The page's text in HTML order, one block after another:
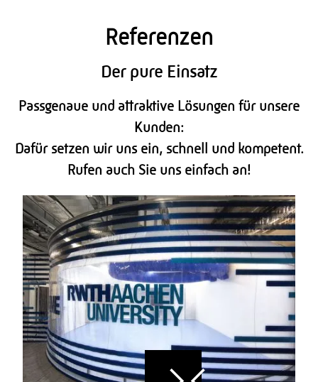
Referenzen
Der pure Einsatz
Passgenaue und attraktive Lösungen für unsere
Kunden:
Dafür setzen wir uns ein, schnell und kompetent.
Rufen auch Sie uns einfach an!